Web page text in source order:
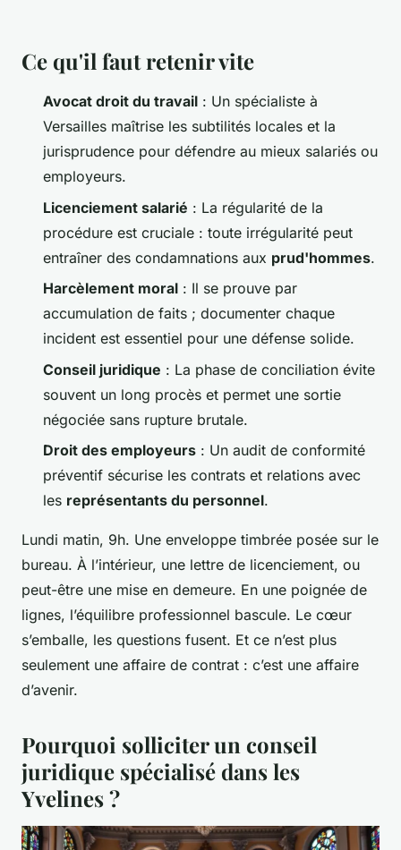
Ce qu'il faut retenir vite
Avocat droit du travail : Un spécialiste à
Versailles maîtrise les subtilités locales et la
jurisprudence pour défendre au mieux salariés ou
employeurs.
Licenciement salarié : La régularité de la
procédure est cruciale : toute irrégularité peut
entraîner des condamnations aux prud'hommes.
Harcèlement moral : Il se prouve par
accumulation de faits ; documenter chaque
incident est essentiel pour une défense solide.
Conseil juridique : La phase de conciliation évite
souvent un long procès et permet une sortie
négociée sans rupture brutale.
Droit des employeurs : Un audit de conformité
préventif sécurise les contrats et relations avec
les représentants du personnel.
Lundi matin, 9h. Une enveloppe timbrée posée sur le
bureau. À l’intérieur, une lettre de licenciement, ou
peut-être une mise en demeure. En une poignée de
lignes, l’équilibre professionnel bascule. Le cœur
s’emballe, les questions fusent. Et ce n’est plus
seulement une affaire de contrat : c’est une affaire
d’avenir.
Pourquoi solliciter un conseil
juridique spécialisé dans les
Yvelines ?